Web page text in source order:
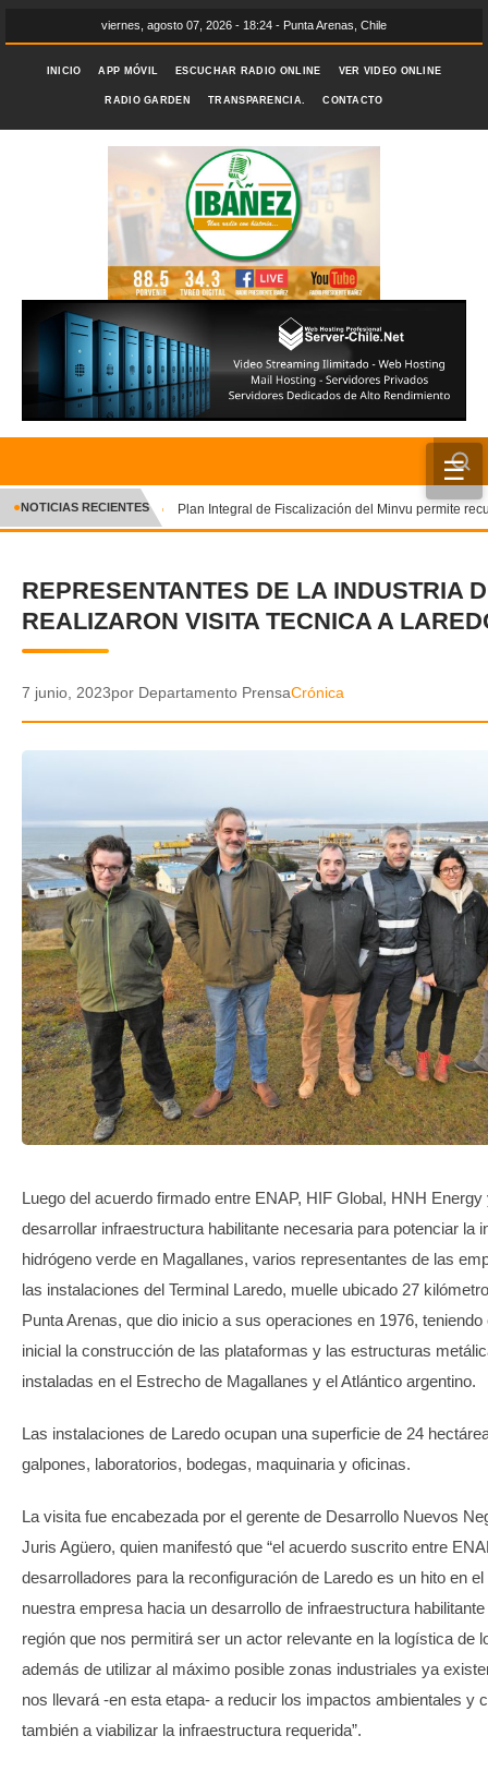
viernes, agosto 07, 2026 - 18:24 - Punta Arenas, Chile
INICIO APP MÓVIL ESCUCHAR RADIO ONLINE VER VIDEO ONLINE
RADIO GARDEN TRANSPARENCIA. CONTACTO
☰
INICIO
CRÓNICA
DEPORTES
POLICIAL
VIDEOS
GALERIA DE FOTOS
APP MÓVIL
TRANSPARENCIA
✕
●NOTICIAS RECIENTES Plan Integral de Fiscalización del Minvu permite
REPRESENTANTES DE LA INDUSTRIA
REALIZARON VISITA TECNICA A
7 junio, 2023por Departamento PrensaCrónica
Luego del acuerdo firmado entre ENAP, HIF Global, HNH Energy
desarrollar infraestructura habilitante necesaria para potenciar la
hidrógeno verde en Magallanes, varios representantes de las
las instalaciones del Terminal Laredo, muelle ubicado 27
Punta Arenas, que dio inicio a sus operaciones en 1976,
inicial la construcción de las plataformas y las estructuras
instaladas en el Estrecho de Magallanes y el Atlántico argentino.
Las instalaciones de Laredo ocupan una superficie de 24
galpones, laboratorios, bodegas, maquinaria y oficinas.
La visita fue encabezada por el gerente de Desarrollo Nuevos
Juris Agüero, quien manifestó que “el acuerdo suscrito entre
desarrolladores para la reconfiguración de Laredo es un hito en
nuestra empresa hacia un desarrollo de infraestructura
región que nos permitirá ser un actor relevante en la logística de
además de utilizar al máximo posible zonas industriales ya
nos llevará -en esta etapa- a reducir los impactos ambientales y
también a viabilizar la infraestructura requerida”.